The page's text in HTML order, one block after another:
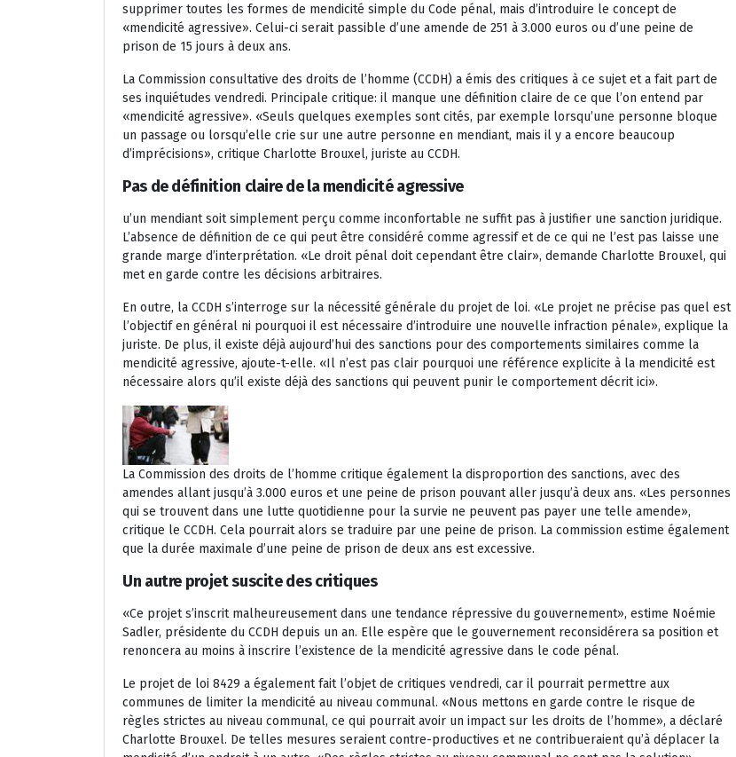
supprimer toutes les formes de mendicité simple du Code pénal, mais d’introduire le concept de
«mendicité agressive». Celui-ci serait passible d’une amende de 251 à 3.000 euros ou d’une peine de
prison de 15 jours à deux ans.
La Commission consultative des droits de l’homme (CCDH) a émis des critiques à ce sujet et a fait part de
ses inquiétudes vendredi. Principale critique: il manque une définition claire de ce que l’on entend par
«mendicité agressive». «Seuls quelques exemples sont cités, par exemple lorsqu’une personne bloque
un passage ou lorsqu’elle crie sur une autre personne en mendiant, mais il y a encore beaucoup
d’imprécisions», critique Charlotte Brouxel, juriste au CCDH.
Pas de définition claire de la mendicité agressive
u’un mendiant soit simplement perçu comme inconfortable ne suffit pas à justifier une sanction juridique.
L’absence de définition de ce qui peut être considéré comme agressif et de ce qui ne l’est pas laisse une
grande marge d’interprétation. «Le droit pénal doit cependant être clair», demande Charlotte Brouxel, qui
met en garde contre les décisions arbitraires.
En outre, la CCDH s’interroge sur la nécessité générale du projet de loi. «Le projet ne précise pas quel est
l’objectif en général ni pourquoi il est nécessaire d’introduire une nouvelle infraction pénale», explique la
juriste. De plus, il existe déjà aujourd’hui des sanctions pour des comportements similaires comme la
mendicité agressive, ajoute-t-elle. «Il n’est pas clair pourquoi une référence explicite à la mendicité est
nécessaire alors qu’il existe déjà des sanctions qui peuvent punir le comportement décrit ici».
La Commission des droits de l’homme critique également la disproportion des sanctions, avec des
amendes allant jusqu’à 3.000 euros et une peine de prison pouvant aller jusqu’à deux ans. «Les personnes
qui se trouvent dans une lutte quotidienne pour la survie ne peuvent pas payer une telle amende»,
critique le CCDH. Cela pourrait alors se traduire par une peine de prison. La commission estime également
que la durée maximale d’une peine de prison de deux ans est excessive.
Un autre projet suscite des critiques
«Ce projet s’inscrit malheureusement dans une tendance répressive du gouvernement», estime Noémie
Sadler, présidente du CCDH depuis un an. Elle espère que le gouvernement reconsidérera sa position et
renoncera au moins à inscrire l’existence de la mendicité agressive dans le code pénal.
Le projet de loi 8429 a également fait l’objet de critiques vendredi, car il pourrait permettre aux
communes de limiter la mendicité au niveau communal. «Nous mettons en garde contre le risque de
règles strictes au niveau communal, ce qui pourrait avoir un impact sur les droits de l’homme», a déclaré
Charlotte Brouxel. De telles mesures seraient contre-productives et ne contribueraient qu’à déplacer la